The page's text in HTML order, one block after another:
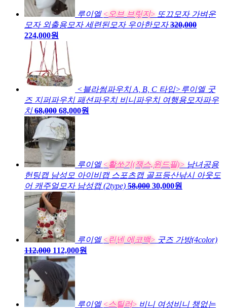
루이엘 <오브 브릿지> 또끄모자 가벼운
모자 외출용모자 세련된모자 우아한모자 320,000
224,000원
<블라썸파우치 A, B, C 타입>루이엘 굿
즈 지퍼파우치 패션파우치 비니파우치 여행용모자파우
치 68,000 68,000원
루이엘 <활쏘기(잭스,윈드필)> 남녀공용
헌팅캡 남성모 아이비캡 스포츠캡 골프등산낚시 아웃도
어 캐주얼모자 남성캡 (2type) 58,000 30,000원
루이엘 <린넨 에코백> 굿즈 가방(4color)
112,000 112,000원
루이엘 <스틸러> 비니 여성비니 챙없는